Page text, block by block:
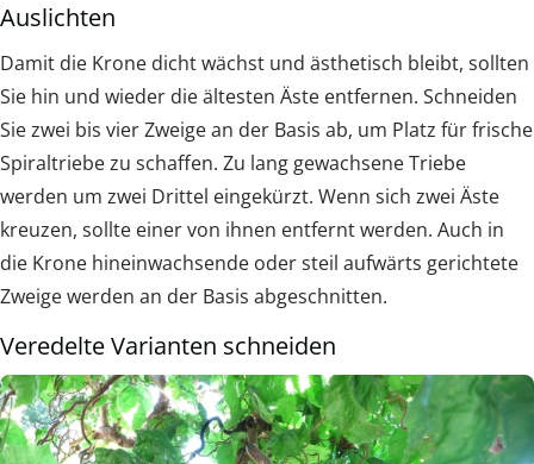
Auslichten
Damit die Krone dicht wächst und ästhetisch bleibt, sollten
Sie hin und wieder die ältesten Äste entfernen. Schneiden
Sie zwei bis vier Zweige an der Basis ab, um Platz für frische
Spiraltriebe zu schaffen. Zu lang gewachsene Triebe
werden um zwei Drittel eingekürzt. Wenn sich zwei Äste
kreuzen, sollte einer von ihnen entfernt werden. Auch in
die Krone hineinwachsende oder steil aufwärts gerichtete
Zweige werden an der Basis abgeschnitten.
Veredelte Varianten schneiden